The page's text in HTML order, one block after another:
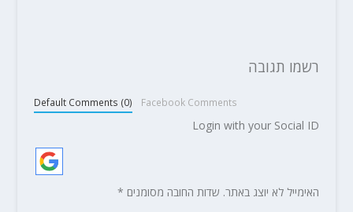
רשמו תגובה
Default Comments (0) Facebook Comments
Login with your Social ID
האימייל לא יוצג באתר. שדות החובה מסומנים *